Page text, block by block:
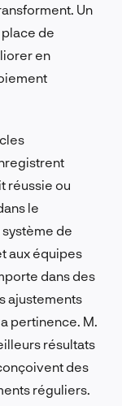
Un
de
en
réussie ou
le
de
aux équipes
dans des
ajustements
pertinence. M.
résultats
des
réguliers.